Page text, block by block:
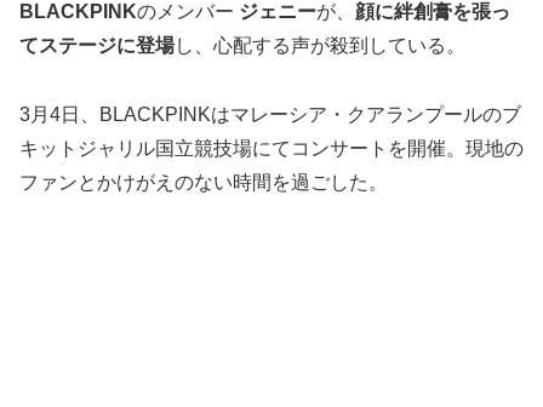
BLACKPINKのメンバー ジェニーが、 顔に絆創膏を張っ
てステージに登場し、心配する声が殺到している。
3月4日、BLACKPINKはマレーシア・クアランプールのブ
キットジャリル国立競技場にてコンサートを開催。現地の
ファンとかけがえのない時間を過ごした。